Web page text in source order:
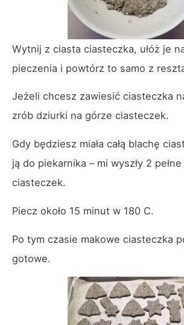
Wytnij z ciasta ciasteczka, ułóż je
pieczenia i powtórz to samo z
Jeżeli chcesz zawiesić ciasteczka
zrób dziurki na górze ciasteczek.
Gdy będziesz miała całą blachę
ją do piekarnika – mi wyszły 2
ciasteczek.
Piecz około 15 minut w 180 C.
Po tym czasie makowe ciasteczka
gotowe.